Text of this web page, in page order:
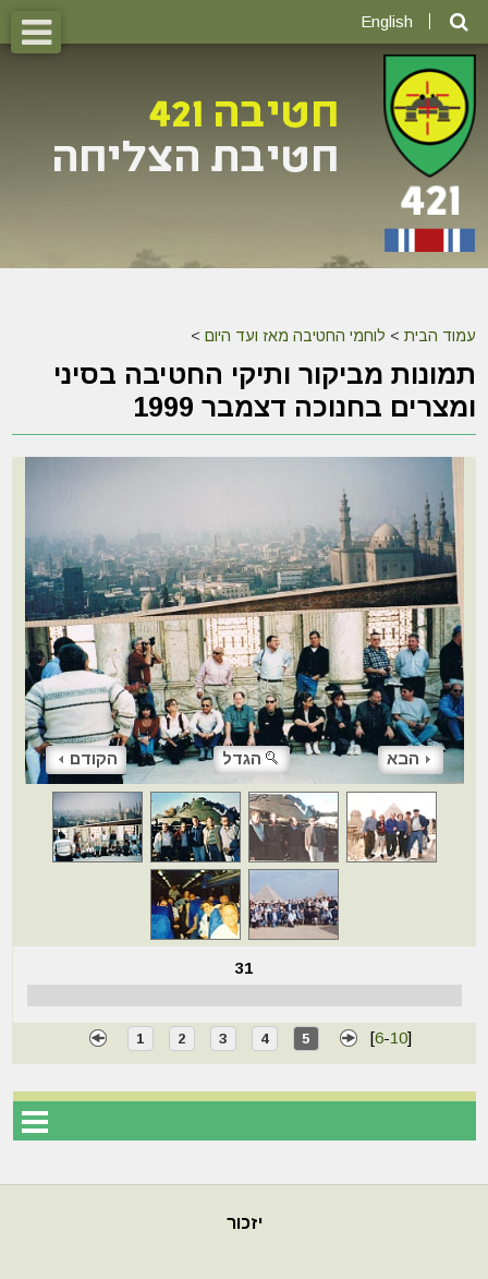
English
עמוד הבית > לוחמי החטיבה מאז ועד היום >
תמונות מביקור ותיקי החטיבה בסיני
ומצרים בחנוכה דצמבר 1999
הקודם הגדל הבא
31
1 2 3 4 5 [6-10]
יזכור